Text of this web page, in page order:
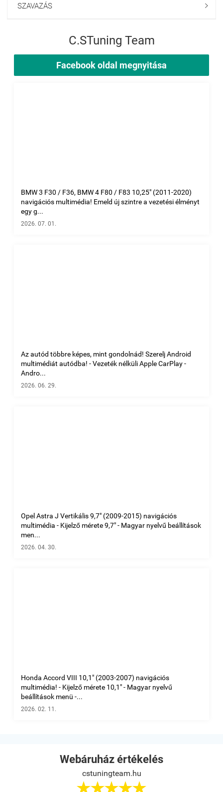
SZAVAZÁS 
C.STuning Team
Facebook oldal megnyitása
BMW 3 F30 / F36, BMW 4 F80 / F83 10,25" (2011-2020)
navigációs multimédia! Emeld új szintre a vezetési élményt
egy g...
2026. 07. 01.
Az autód többre képes, mint gondolnád! Szerelj Android
multimédiát autódba! - Vezeték nélküli Apple CarPlay -
Andro...
2026. 06. 29.
Opel Astra J Vertikális 9,7" (2009-2015) navigációs
multimédia - Kijelző mérete 9,7" - Magyar nyelvű beállítások
men...
2026. 04. 30.
Honda Accord VIII 10,1" (2003-2007) navigációs
multimédia! - Kijelző mérete 10,1" - Magyar nyelvű
beállítások menü -...
2026. 02. 11.
Webáruház értékelés
cstuningteam.hu
